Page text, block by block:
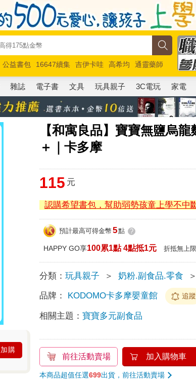
公益書包 16647續集 吉伊卡哇 高希均
通靈藥師
馬斯克 玩具總動員5 超慢跑
雜誌 電子書 文具 玩具親子 3C電玩 家電
【和寓良品】寶寶無鹽烏
＋｜卡多摩
加購
115 元
認購希望書包，幫助弱勢孩童上學不中
預計最高可得金幣 5點 ?
HAPPY GO享100累1點 4點抵1元 折抵無上限
分類：玩具親子 ＞ 奶粉.副食品.零食 ＞
品牌： KODOMO卡多摩嬰童館 追蹤
相關主題：寶寶多元副食品
前往活動賣場 加入購物車
本商品超值任選699出貨，前往活動賣場